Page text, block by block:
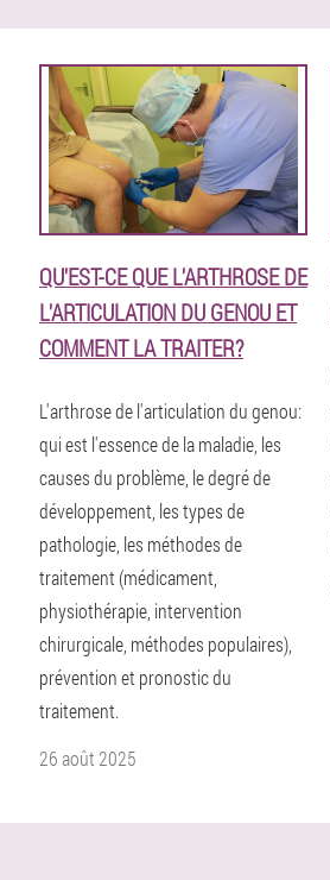
QU'EST-CE QUE L'ARTHROSE DE
L'ARTICULATION DU GENOU ET
COMMENT LA TRAITER?
L'arthrose de l'articulation du genou:
qui est l'essence de la maladie, les
causes du problème, le degré de
développement, les types de
pathologie, les méthodes de
traitement (médicament,
physiothérapie, intervention
chirurgicale, méthodes populaires),
prévention et pronostic du
traitement.
26 août 2025